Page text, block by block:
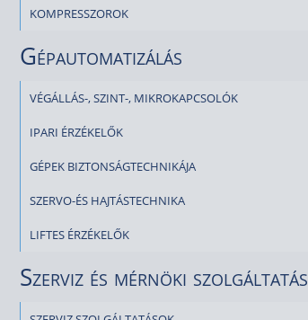
KOMPRESSZOROK
Gépautomatizálás
VÉGÁLLÁS-, SZINT-, MIKROKAPCSOLÓK
IPARI ÉRZÉKELŐK
GÉPEK BIZTONSÁGTECHNIKÁJA
SZERVO-ÉS HAJTÁSTECHNIKA
LIFTES ÉRZÉKELŐK
Szerviz és mérnöki szolgáltatás